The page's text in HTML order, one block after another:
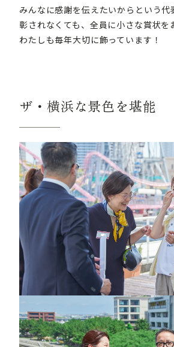
みんなに感謝を伝えたいからという代
彰されなくても、全員に小さな賞状を
わたしも毎年大切に飾っています！
ザ・横浜な景色を堪能